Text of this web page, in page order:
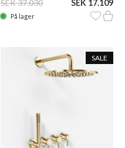
SEK 37.030 SEK 17.109
På lager
SALE